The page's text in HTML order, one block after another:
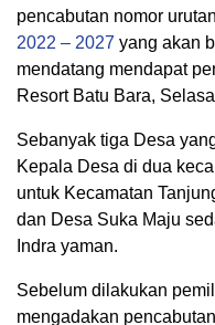
pencabutan nomor
2022 – 2027 yang akan
mendatang mendapat
Resort Batu Bara,
Sebanyak tiga Desa
Kepala Desa di dua
untuk Kecamatan
dan Desa Suka Maju
Indra yaman.
Sebelum dilakukan
mengadakan